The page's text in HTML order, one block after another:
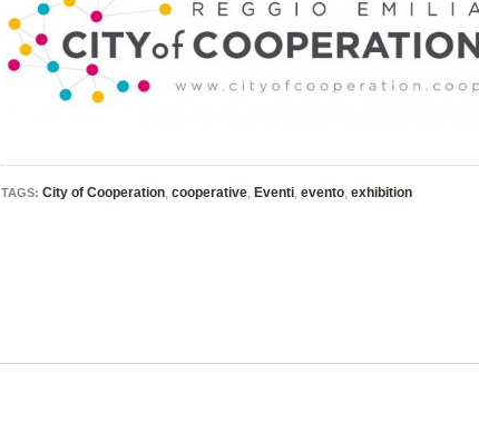
TAGS: City of Cooperation, cooperative, Eventi, evento, exhibition